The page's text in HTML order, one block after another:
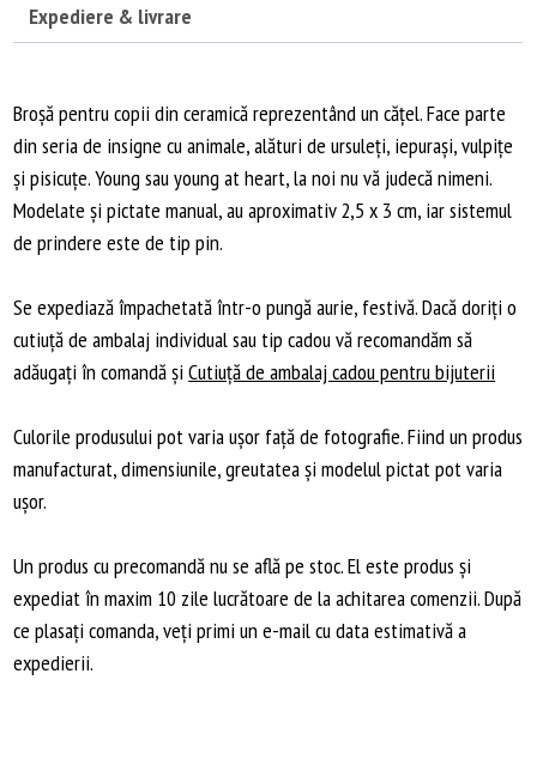
Expediere & livrare
Broșă pentru copii din ceramică reprezentând un cățel. Face parte
din seria de insigne cu animale, alături de ursuleți, iepurași, vulpițe
și pisicuțe. Young sau young at heart, la noi nu vă judecă nimeni.
Modelate și pictate manual, au aproximativ 2,5 x 3 cm, iar sistemul
de prindere este de tip pin.
Se expediază împachetată într-o pungă aurie, festivă. Dacă doriți o
cutiuță de ambalaj individual sau tip cadou vă recomandăm să
adăugați în comandă șiCutiuță de ambalaj cadou pentru bijuterii
Culorile produsului pot varia ușor față de fotografie. Fiind un produs
manufacturat, dimensiunile, greutatea și modelul pictat pot varia
ușor.
Un produs cu precomandă nu se află pe stoc. El este produs și
expediat în maxim 10 zile lucrătoare de la achitarea comenzii. După
ce plasați comanda, veți primi un e-mail cu data estimativă a
expedierii.